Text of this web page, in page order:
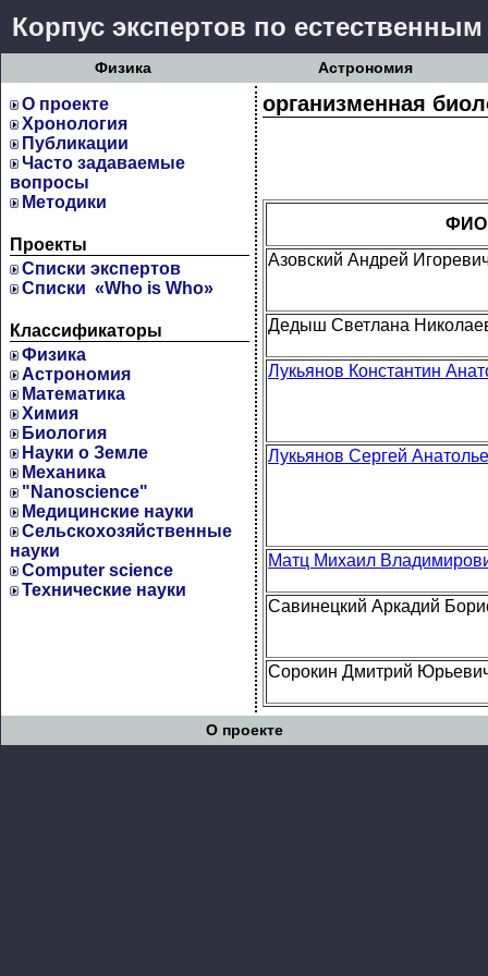
Корпус экспертов по
Физика Астрономия
О проекте
Хронология
Публикации
Часто задаваемые
вопросы
Методики
Проекты
Cписки экспертов
Списки «Who is Who»
Классификаторы
Физика
Астрономия
Математика
Химия
Биология
Науки о Земле
Механика
"Nanoscience"
Медицинские науки
Сельскохозяйственные
науки
Computer science
Технические науки
организменная
ФИО
Азовский Андрей
Дедыш Светлана
Лукьянов Константин
Лукьянов Сергей
Матц Михаил
Савинецкий Аркадий
Сорокин Дмитрий
О проекте